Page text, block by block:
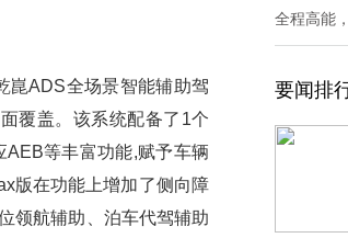
ADS全场景智能辅助驾
覆盖。该系统配备了1个
等丰富功能,赋予车辆
版在功能上增加了侧向障
领航辅助、泊车代驾辅助
全程高能
要闻排